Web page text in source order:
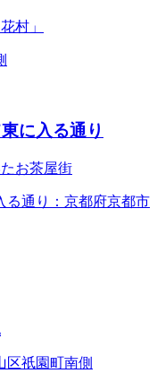
村」
に入る通り
お茶屋街
る通り：京都府京都市
区祇園町南側